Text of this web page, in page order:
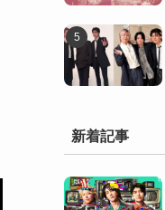
新着記事